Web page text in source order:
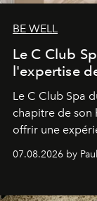
BE WELL
Le C Club
l'expertise
Le C Club Spa
chapitre de son
offrir une
expertise se
07.08.2026 by